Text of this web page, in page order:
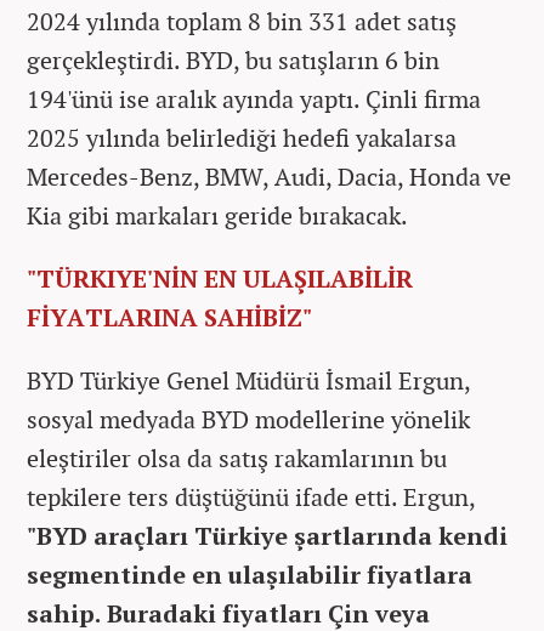
2024 yılında toplam 8 bin 331 adet satış
gerçekleştirdi. BYD, bu satışların 6 bin
194'ünü ise aralık ayında yaptı. Çinli firma
2025 yılında belirlediği hedefi yakalarsa
Mercedes-Benz, BMW, Audi, Dacia, Honda ve
Kia gibi markaları geride bırakacak.
"TÜRKIYE'NİN EN ULAŞILABİLİR
FİYATLARINA SAHİBİZ"
BYD Türkiye Genel Müdürü İsmail Ergun,
sosyal medyada BYD modellerine yönelik
eleştiriler olsa da satış rakamlarının bu
tepkilere ters düştüğünü ifade etti. Ergun,
"BYD araçları Türkiye şartlarında kendi
segmentinde en ulaşılabilir fiyatlara
sahip. Buradaki fiyatları Çin veya